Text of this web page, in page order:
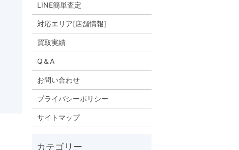
LINE簡単査定
対応エリア[店舗情報]
買取実績
Q＆A
お問い合わせ
プライバシーポリシー
サイトマップ